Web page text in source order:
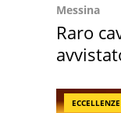
Messina
Raro
ECCELLENZE